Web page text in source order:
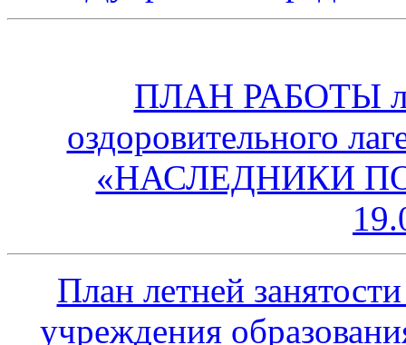
ПЛАН РАБОТЫ
оздоровительного
«НАСЛЕДНИКИ
План летней
учреждения